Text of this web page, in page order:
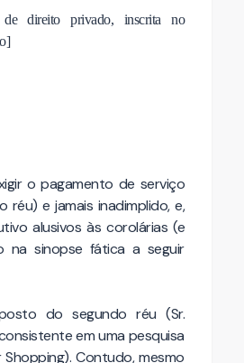
de direito privado, inscrita no
o pagamento de serviço
e jamais inadimplido, e,
alusivos às corolárias (e
na sinopse fática a seguir
do segundo réu (Sr.
em uma pesquisa
Contudo, mesmo